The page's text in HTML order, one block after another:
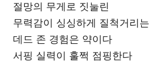
절망의 무게로 짓눌린
무력감이 싱싱하게 질척거리는
데드 존 경험은 약이다
서핑 실력이 훌쩍 점핑한다